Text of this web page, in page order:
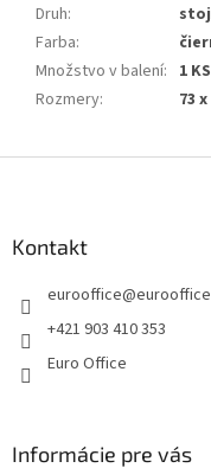
Druh:
Farba:
Množstvo v balení: 1 KS
Rozmery: 73
Kontakt
eurooffice@
+421 903 410 353
Euro Office
Informácie pre vás